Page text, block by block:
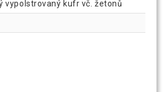
vypolstrovaný kufr vč. žetonů